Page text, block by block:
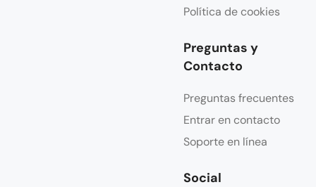
Política de cookies
Preguntas y
Contacto
Preguntas frecuentes
Entrar en contacto
Soporte en línea
Social